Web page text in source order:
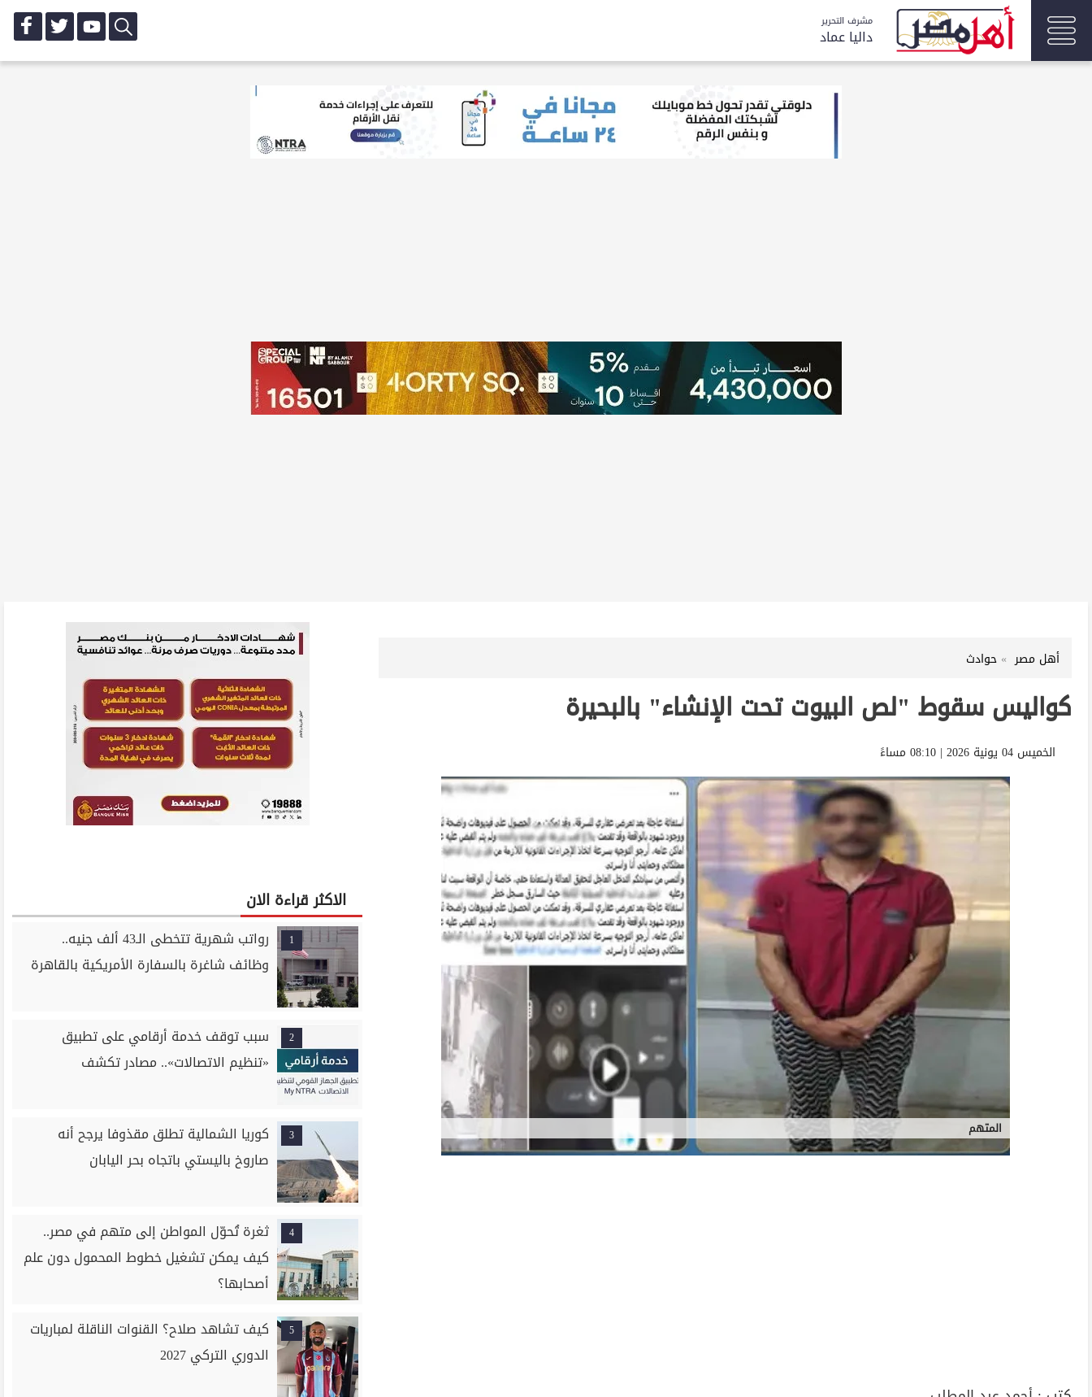
مشرف التحرير
داليا عماد
أهل مصر حوادث
كواليس سقوط "لص البيوت تحت الإنشاء" بالبحيرة
الخميس 04 يونية 2026 | 08:10 مساءً
المتهم
الاكثر قراءة الان
1
رواتب شهرية تتخطى الـ43 ألف جنيه..
وظائف شاغرة بالسفارة الأمريكية بالقاهرة
2
سبب توقف خدمة أرقامي على تطبيق
«تنظيم الاتصالات».. مصادر تكشف
3
كوريا الشمالية تطلق مقذوفا يرجح أنه
صاروخ باليستي باتجاه بحر اليابان
4
ثغرة تُحوّل المواطن إلى متهم في مصر..
كيف يمكن تشغيل خطوط المحمول دون علم
أصحابها؟
5
كيف تشاهد صلاح؟ القنوات الناقلة لمباريات
الدوري التركي 2027